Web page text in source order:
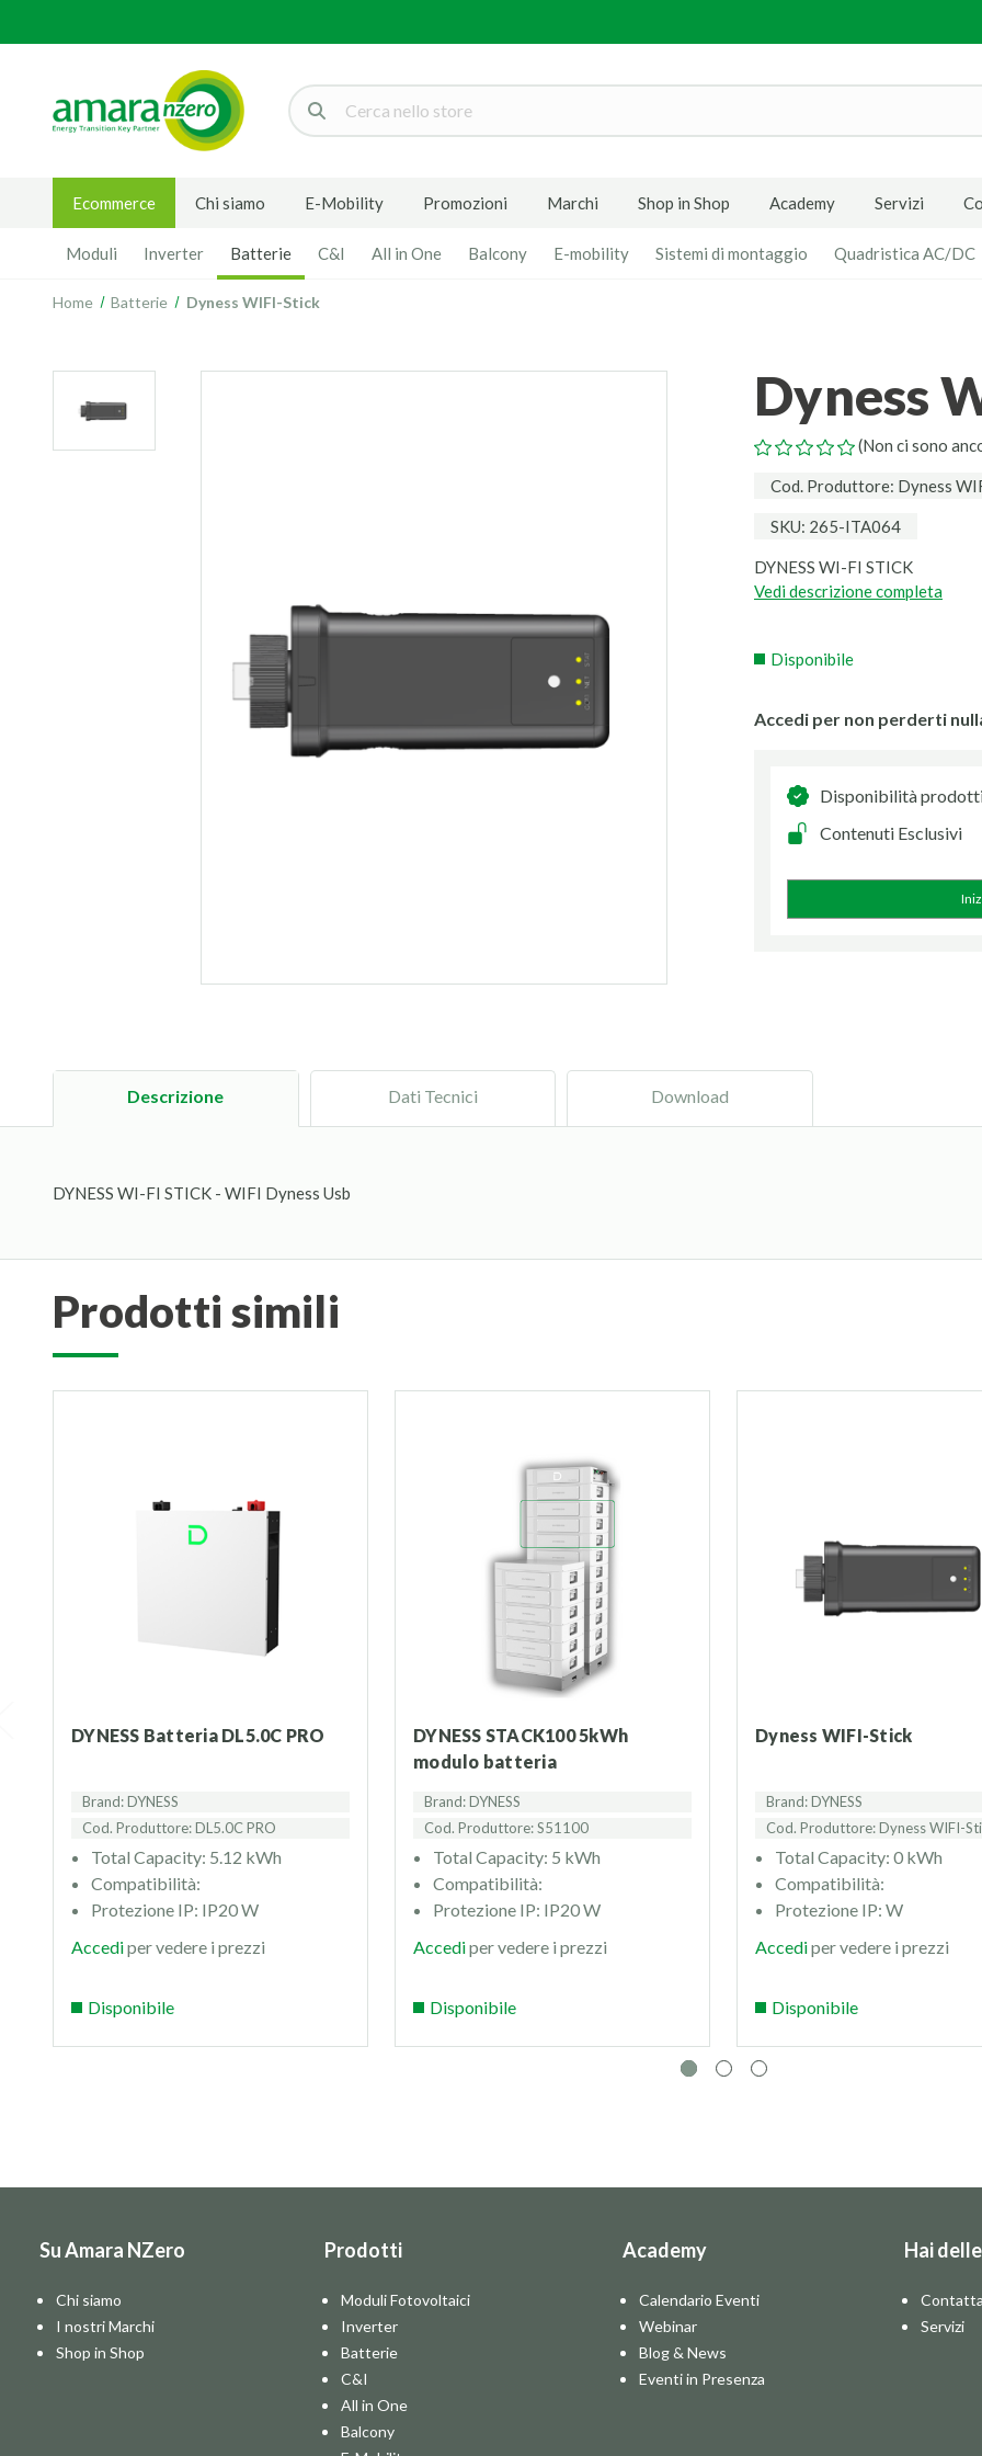
Cerca
Ecommerce Chi siamo E-Mobility Promozioni Marchi Shop in Shop Academy Servizi
Moduli Inverter Batterie C&I All in One Balcony E-mobility Sistemi di montaggio Quadristica AC/DC
Home Batterie Dyness WIFI-Stick
Dyness
(Non ci sono
Cod. Produttore: Dyness
SKU: 265-ITA064
DYNESS WI-FI STICK
Vedi descrizione completa
Disponibile
Accedi per non perderti
Disponibilità
Contenuti Esclusivi
Descrizione Dati Tecnici Download
DYNESS WI-FI STICK - WIFI Dyness Usb
prodotti simili
DYNESS Batteria DL5.0C PRO
Brand: DYNESS
Cod. Produttore: DL5.0C PRO
Total Capacity: 5.12 kWh
Compatibilità:
Protezione IP: IP20 W
Accediper vedere i prezzi
Disponibile
DYNESS STACK100 5kWh
modulo batteria
Brand: DYNESS
Cod. Produttore: S51100
Total Capacity: 5 kWh
Compatibilità:
Protezione IP: IP20 W
Accediper vedere i prezzi
Disponibile
Dyness WIFI-Stick
Brand: DYNESS
Cod. Produttore: Dyness WIFI-
Total Capacity: 0 kWh
Compatibilità:
Protezione IP: W
Accediper vedere i prezzi
Disponibile
Su Amara NZero
Chi siamo
I nostri Marchi
Shop in Shop
Prodotti
Moduli Fotovoltaici
Inverter
Batterie
C&I
All in One
Balcony
Academy
Calendario Eventi
Webinar
Blog & News
Eventi in Presenza
Hai
Servizi